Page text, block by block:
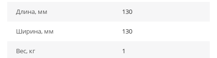
Длина, мм 130
Ширина, мм 130
Вес, кг 1